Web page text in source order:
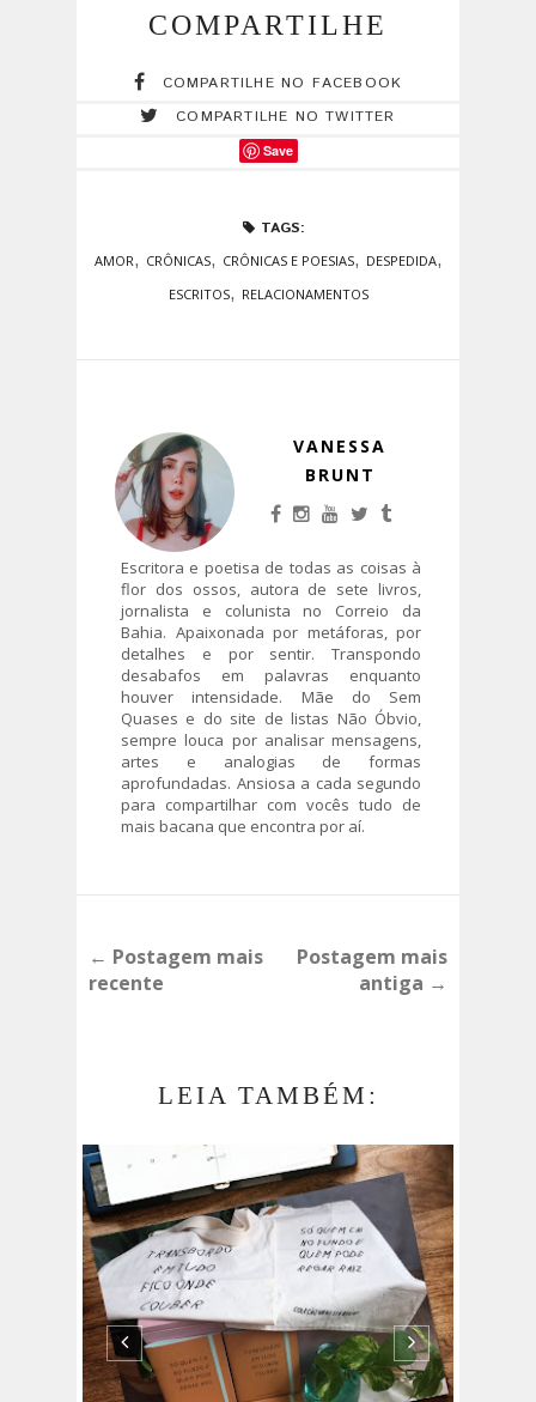
COMPARTILHE
COMPARTILHE NO FACEBOOK
COMPARTILHE NO TWITTER
Save
TAGS:
AMOR, CRÔNICAS, CRÔNICAS E POESIAS, DESPEDIDA,
ESCRITOS, RELACIONAMENTOS
VANESSA
BRUNT
Escritora e poetisa de todas as coisas à
flor dos ossos, autora de sete livros,
jornalista e colunista no Correio da
Bahia. Apaixonada por metáforas, por
detalhes e por sentir. Transpondo
desabafos em palavras enquanto
houver intensidade. Mãe do Sem
Quases e do site de listas Não Óbvio,
sempre louca por analisar mensagens,
artes e analogias de formas
aprofundadas. Ansiosa a cada segundo
para compartilhar com vocês tudo de
mais bacana que encontra por aí.
← Postagem mais
recente
Postagem mais
antiga →
LEIA TAMBÉM: